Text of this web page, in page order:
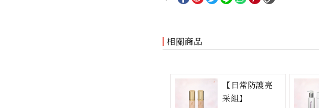
相關商品
【日常防護亮
采組】